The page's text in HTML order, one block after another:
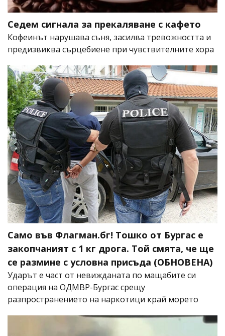
Седем сигнала за прекаляване с кафето
Кофеинът нарушава съня, засилва тревожността и
предизвиква сърцебиене при чувствителните хора
Само във Флагман.бг! Тошко от Бургас е
закопчаният с 1 кг дрога. Той смята, че ще
се размине с условна присъда (ОБНОВЕНА)
Ударът е част от невижданата по мащабите си
операция на ОДМВР-Бургас срещу
разпространението на наркотици край морето